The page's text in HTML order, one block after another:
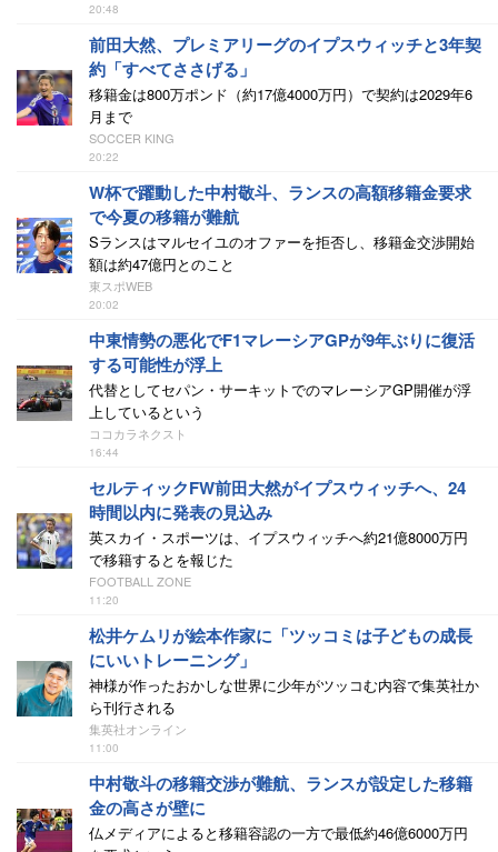
20:48
前田大然、プレミアリーグのイプスウィッチと3年契
約「すべてささげる」
移籍金は800万ポンド（約17億4000万円）で契約は2029年6
月まで
SOCCER KING
20:22
W杯で躍動した中村敬斗、ランスの高額移籍金要求
で今夏の移籍が難航
Sランスはマルセイユのオファーを拒否し、移籍金交渉開始
額は約47億円とのこと
東スポWEB
20:02
中東情勢の悪化でF1マレーシアGPが9年ぶりに復活
する可能性が浮上
代替としてセパン・サーキットでのマレーシアGP開催が浮
上しているという
ココカラネクスト
16:44
セルティックFW前田大然がイプスウィッチへ、24
時間以内に発表の見込み
英スカイ・スポーツは、イプスウィッチへ約21億8000万円
で移籍するとを報じた
FOOTBALL ZONE
11:20
松井ケムリが絵本作家に「ツッコミは子どもの成長
にいいトレーニング」
神様が作ったおかしな世界に少年がツッコむ内容で集英社か
ら刊行される
集英社オンライン
11:00
中村敬斗の移籍交渉が難航、ランスが設定した移籍
金の高さが壁に
仏メディアによると移籍容認の一方で最低約46億6000万円